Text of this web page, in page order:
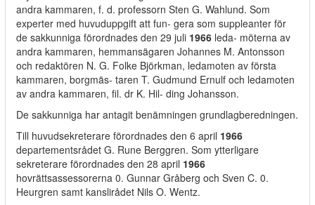
andra kammaren, f. d. professorn Sten G. Wahlund. Som
experter med huvuduppgift att fun- gera som suppleanter för
de sakkunniga förordnades den 29 juli 1966 leda- möterna av
andra kammaren, hemmansägaren Johannes M. Antonsson
och redaktören N. G. Folke Björkman, ledamoten av första
kammaren, borgmäs- taren T. Gudmund Ernulf och ledamoten
av andra kammaren, fil. dr K. Hil- ding Johansson.
De sakkunniga har antagit benämningen grundlagberedningen.
Till huvudsekreterare förordnades den 6 april 1966
departementsrådet G. Rune Berggren. Som ytterligare
sekreterare förordnades den 28 april 1966
hovrättsassessorerna 0. Gunnar Gråberg och Sven C. 0.
Heurgren samt kanslirådet Nils O. Wentz.